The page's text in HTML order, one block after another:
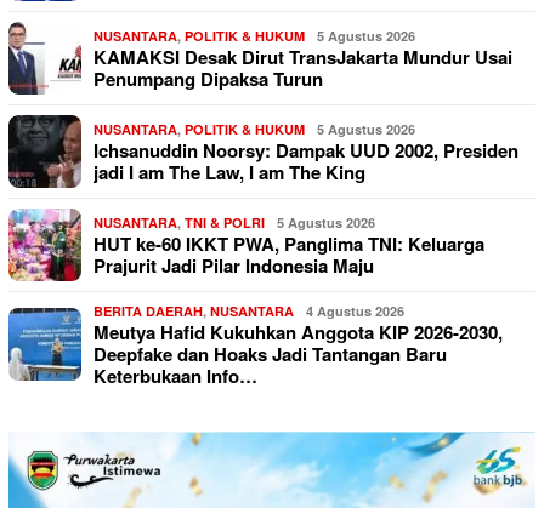
NUSANTARA, POLITIK & HUKUM 5 Agustus 2026
KAMAKSI Desak Dirut TransJakarta Mundur Usai
Penumpang Dipaksa Turun
NUSANTARA, POLITIK & HUKUM 5 Agustus 2026
Ichsanuddin Noorsy: Dampak UUD 2002, Presiden
jadi I am The Law, I am The King
NUSANTARA, TNI & POLRI 5 Agustus 2026
HUT ke-60 IKKT PWA, Panglima TNI: Keluarga
Prajurit Jadi Pilar Indonesia Maju
BERITA DAERAH, NUSANTARA 4 Agustus 2026
Meutya Hafid Kukuhkan Anggota KIP 2026-2030,
Deepfake dan Hoaks Jadi Tantangan Baru
Keterbukaan Info…